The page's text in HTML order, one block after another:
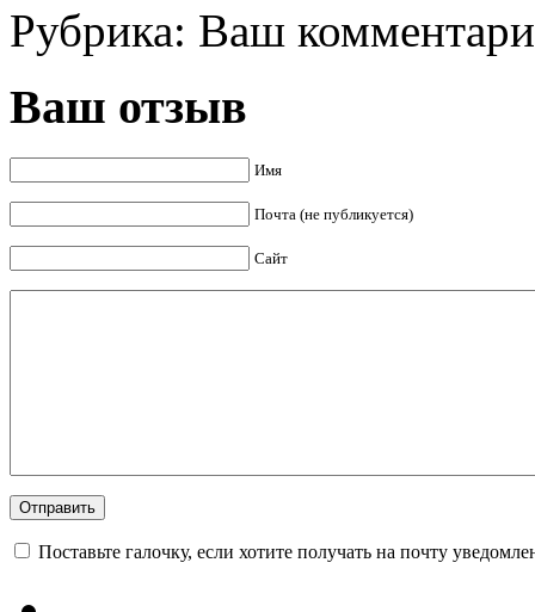
Рубрика: Ваш
Ваш отзыв
Имя
Почта (не публикуется)
Сайт
Поставьте галочку, если хотите получать на почту